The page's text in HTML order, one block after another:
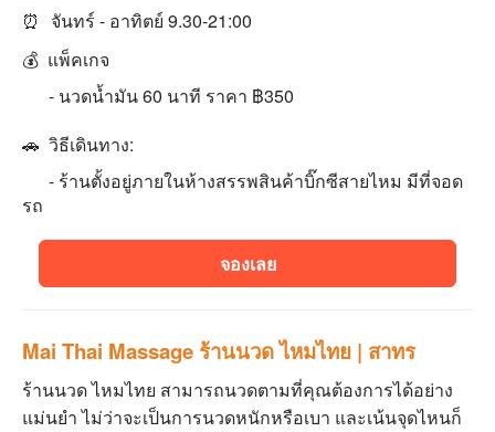
⏰
จันทร์ - อาทิตย์ 9.30-21:00
💰 แพ็คเกจ
- นวดนํ้ามัน 60 นาที ราคา ฿350
🚗 วิธีเดินทาง:
- ร้านตั้งอยู่ภายในห้างสรรพสินค้าบิ๊กซีสายไหม มีที่จอด
รถ
จองเลย
Mai Thai Massage ร้านนวด ไหมไทย | สาทร
ร้านนวด ไหมไทย สามารถนวดตามที่คุณต้องการได้อย่าง
แม่นยำ ไม่ว่าจะเป็นการนวดหนักหรือเบา และเน้นจุดไหนก็